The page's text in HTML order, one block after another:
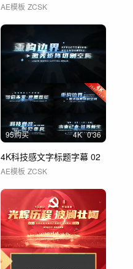
AE模板 ZCSK
95购买 4K 0'36
4K科技感文字标题字幕 02
AE模板 ZCSK